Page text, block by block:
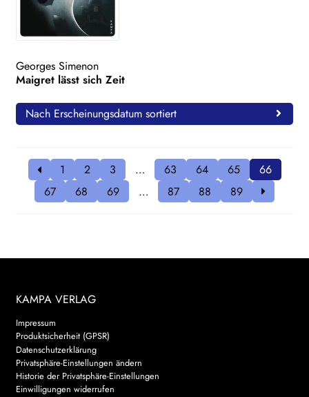
Georges Simenon
Maigret lässt sich Zeit
Nach Erscheinungsdatum sortiert
1 2 3 … 63 64 65
66
67
68 69 … 87 88 89
KAMPA VERLAG
Impressum
Produktsicherheit (GPSR)
Datenschutzerklärung
Privatsphäre-Einstellungen ändern
Historie der Privatsphäre-Einstellungen
Einwilligungen widerrufen